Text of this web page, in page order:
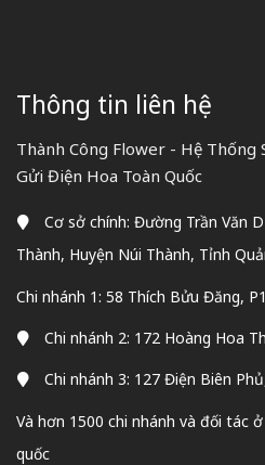
Thông tin liên hệ
Thành Công Flower - Hệ Thống
Gửi Điện Hoa Toàn Quốc
Cơ sở chính: Đường Trần Văn
Thành, Huyện Núi Thành, Tỉnh
Chi nhánh 1: 58 Thích Bửu Đăng,
Chi nhánh 2: 172 Hoàng Hoa
Chi nhánh 3: 127 Điện Biên
Và hơn 1500 chi nhánh và đối tác
quốc